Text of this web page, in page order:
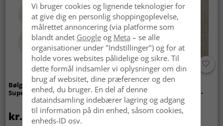
Bølget ryatæppe - Aranga
Super Soft Fur (beige)
kr.369
Tæpper til
indendørs/udendørs brug -
Arlo (beige)
kr.449
Vi bruger cookies og lignende teknologier for
at give dig en personlig shoppingoplevelse,
målrettet annoncering (via platforme som
blandt andet Googleog Meta – se alle
organisationer under "Indstillinger") og for at
holde vores websites pålidelige og sikre. Til
dette formål indsamler vi oplysninger om din
brug af websitet, dine præferencer og den
enhed, du bruger. En del af denne
dataindsamling indebærer lagring og adgang
til information på din enhed, såsom cookies,
enheds-ID osv.